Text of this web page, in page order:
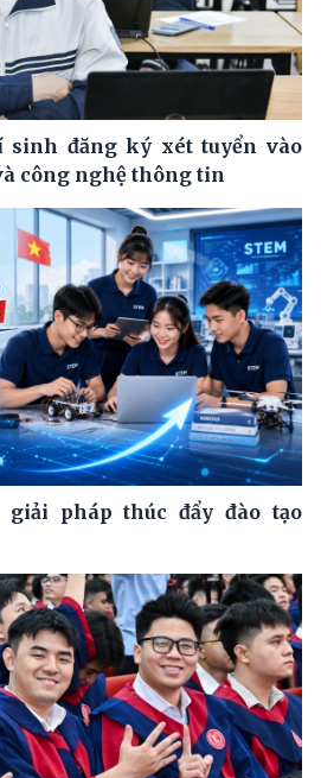
sinh đăng ký xét tuyển vào
công nghệ thông tin
giải pháp thúc đẩy đào tạo